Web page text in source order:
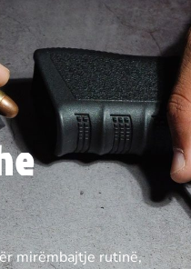
mirëmbajtje rutinë,